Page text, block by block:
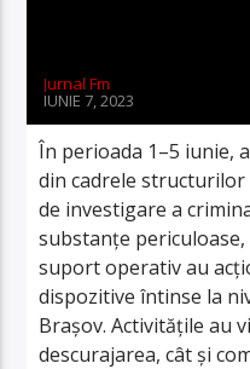
Jurnal Fm
IUNIE 7, 2023
În perioada 1–5 iunie,
din cadrele
de investigare a
substanțe periculoase,
suport operativ au
dispozitive întinse la
Brașov. Activitățile au
descurajarea, cât și